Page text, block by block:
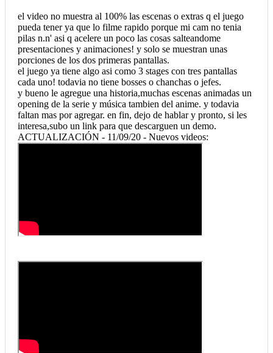
el video no muestra al 100% las escenas o extras q el juego
pueda tener ya que lo filme rapido porque mi cam no tenia
pilas n.n' asi q acelere un poco las cosas salteandome
presentaciones y animaciones! y solo se muestran unas
porciones de los dos primeras pantallas.
el juego ya tiene algo asi como 3 stages con tres pantallas
cada uno! todavia no tiene bosses o chanchas o jefes.
y bueno le agregue una historia,muchas escenas animadas un
opening de la serie y música tambien del anime. y todavia
faltan mas por agregar. en fin, dejo de hablar y pronto, si les
interesa,subo un link para que descarguen un demo.
ACTUALIZACIÓN - 11/09/20 - Nuevos videos: